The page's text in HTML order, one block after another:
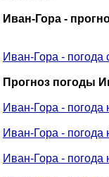
Иван-Гора -
Иван-Гора - погода
Прогноз погоды
Иван-Гора - погода
Иван-Гора - погода
Иван-Гора - погода